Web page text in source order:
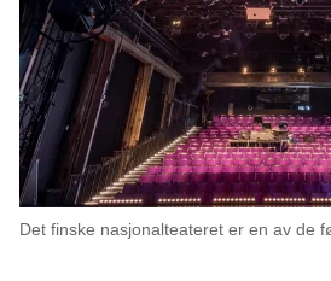
Det finske nasjonalteateret er en av de